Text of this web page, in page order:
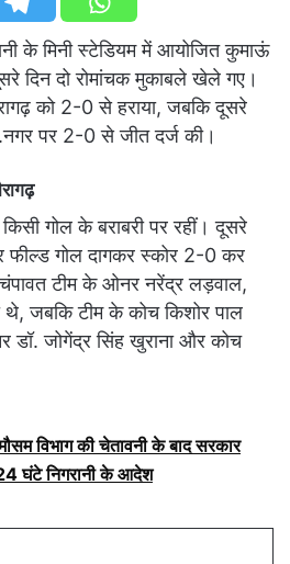
के मिनी स्टेडियम में आयोजित कुमाऊं
दिन दो रोमांचक मुकाबले खेले गए।
को 2-0 से हराया, जबकि दूसरे
पर 2-0 से जीत दर्ज की।
गोल के बराबरी पर रहीं। दूसरे
फील्ड गोल दागकर स्कोर 2-0 कर
टीम के ओनर नरेंद्र लड़वाल,
जबकि टीम के कोच किशोर पाल
डॉ. जोगेंद्र सिंह खुराना और कोच
विभाग की चेतावनी के बाद सरकार
घंटे निगरानी के आदेश